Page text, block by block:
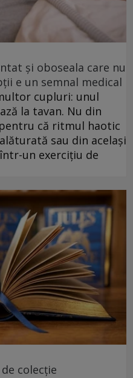
și oboseala care nu
e un semnal medical
cupluri: unul
la tavan. Nu din
că ritmul haotic
sau din același
un exercițiu de
colecție